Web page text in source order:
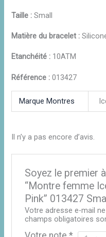
Taille :Small
Matière du bracelet :
Etanchéité : 10ATM
Référence :013427
Marque Montres
Il n’y a pas encore d’avis.
Soyez le premier
“Montre femme
Pink” 013427
Votre adresse e-mail
champs obligatoires